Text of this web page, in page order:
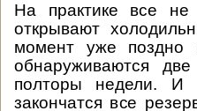
На практике все не
открывают
момент уже поздно
обнаруживаются
полторы недели. И
закончатся все